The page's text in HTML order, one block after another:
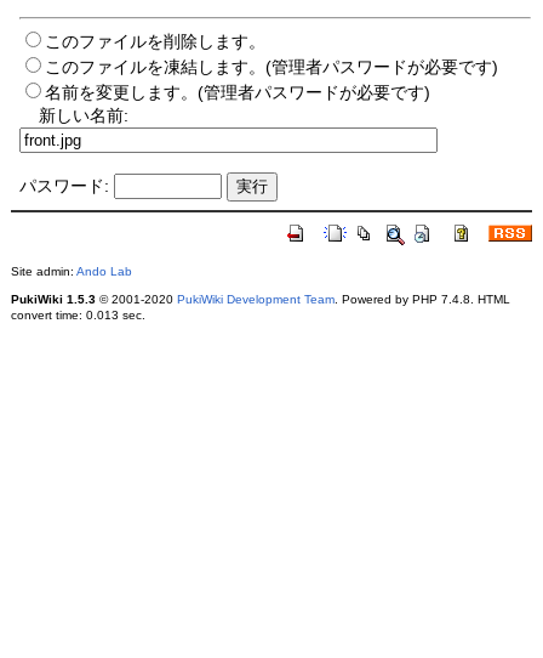
このファイルを削除します。
このファイルを凍結します。(管理者パスワードが必要です)
名前を変更します。(管理者パスワードが必要です)
新しい名前:
パスワード:
Site admin: Ando Lab
PukiWiki 1.5.3© 2001-2020 PukiWiki Development Team. Powered by PHP 7.4.8. HTML
convert time: 0.013 sec.